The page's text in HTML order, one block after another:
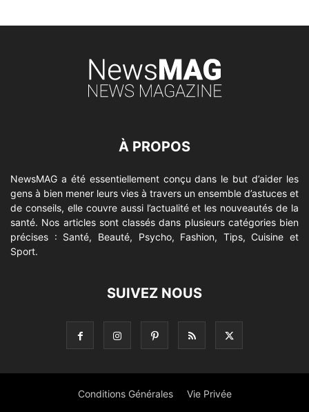
À PROPOS
NewsMAG a été essentiellement conçu dans le but d’aider les
gens à bien mener leurs vies à travers un ensemble d’astuces et
de conseils, elle couvre aussi l’actualité et les nouveautés de la
santé. Nos articles sont classés dans plusieurs catégories bien
précises : Santé, Beauté, Psycho, Fashion, Tips, Cuisine et
Sport.
SUIVEZ NOUS
Conditions Générales Vie Privée